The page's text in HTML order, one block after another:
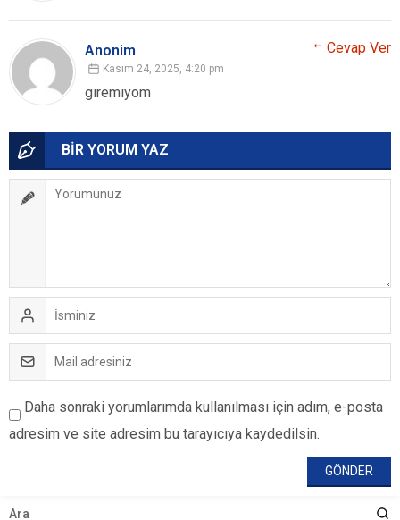
Anonim
Kasım 24, 2025, 4:20 pm
gıremıyom
Cevap Ver
BİR YORUM YAZ
Daha sonraki yorumlarımda kullanılması için adım, e-posta
adresim ve site adresim bu tarayıcıya kaydedilsin.